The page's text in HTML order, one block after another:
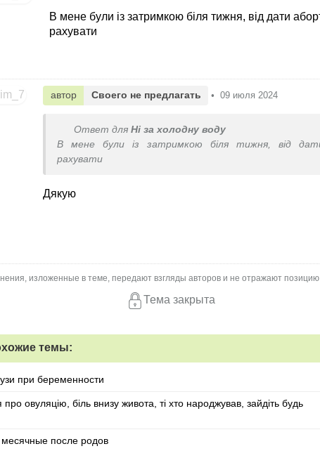
В мене були із затримкою біля тижня, від дати
рахувати
автор Своего не предлагать • 09 июля 2024
Ответ для Ні за холодну воду
В мене були із затримкою біля тижня, від
рахувати
Дякую
изложенные в теме, передают взгляды авторов и не отражают позицию
Тема закрыта
темы:
при беременности
овуляцію, біль внизу живота, ті хто народжував, зайдіть будь
после родов